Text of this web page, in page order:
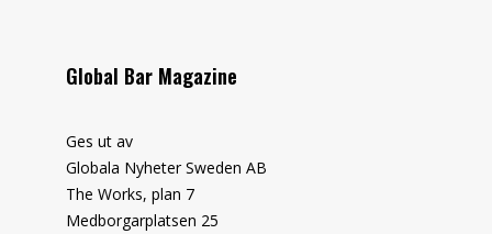
Global Bar Magazine
Ges ut av
Globala Nyheter Sweden AB
The Works, plan 7
Medborgarplatsen 25